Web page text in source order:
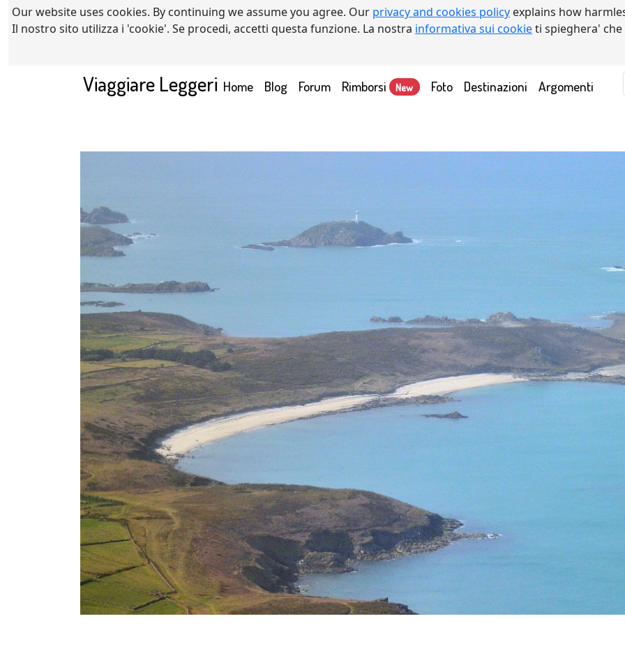
Our website uses cookies. By continuing we assume you agree. Our privacy and cookies policy explains how
Il nostro sito utilizza i 'cookie'. Se procedi, accetti questa funzione. La nostra informativa sui cookieti spieghera'
Viaggiare Leggeri Home(current)
Blog Forum Rimborsi New Foto Destinazioni Argomenti